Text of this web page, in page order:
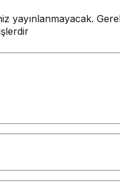
yayınlanmayacak.